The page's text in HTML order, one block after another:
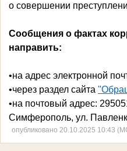
о совершении
Сообщения о фактах
направить:
•на адрес электронной
•через раздел сайта
•на почтовый адрес:
Симферополь, ул.
опубликовано 20.10.2025 10:43